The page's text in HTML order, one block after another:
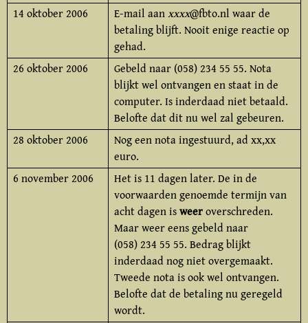
14 oktober 2006
E-mail aanxxxx@fbto.nl waar de
betaling blijft. Nooit enige reactie op
gehad.
26 oktober 2006
Gebeld naar (058) 234 55 55. Nota
blijkt wel ontvangen en staat in de
computer. Is inderdaad niet betaald.
Belofte dat dit nu wel zal gebeuren.
28 oktober 2006
Nog een nota ingestuurd, ad xx,xx
euro.
6 november 2006
Het is 11 dagen later. De in de
voorwaarden genoemde termijn van
acht dagen isweeroverschreden.
Maar weer eens gebeld naar
(058) 234 55 55. Bedrag blijkt
inderdaad nog niet overgemaakt.
Tweede nota is ook wel ontvangen.
Belofte dat de betaling nu geregeld
wordt.